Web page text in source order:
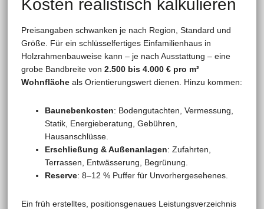
Kosten realistisch kalkulieren
Preisangaben schwanken je nach Region, Standard und
Größe. Für ein schlüsselfertiges Einfamilienhaus in
Holzrahmenbauweise kann – je nach Ausstattung – eine
grobe Bandbreite von 2.500 bis 4.000 € pro m²
Wohnflächeals Orientierungswert dienen. Hinzu kommen:
Baunebenkosten: Bodengutachten, Vermessung,
Statik, Energieberatung, Gebühren,
Hausanschlüsse.
Erschließung & Außenanlagen: Zufahrten,
Terrassen, Entwässerung, Begrünung.
Reserve: 8–12 % Puffer für Unvorhergesehenes.
Ein früh erstelltes, positionsgenaues Leistungsverzeichnis